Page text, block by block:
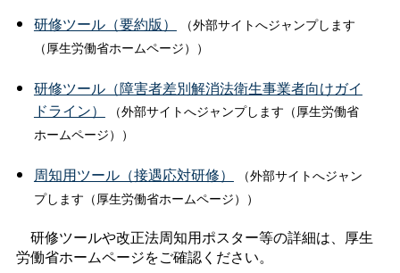
研修ツール（要約版）
（外部サイトへジャンプします
（厚生労働省ホームページ））
研修ツール（障害者差別解消法衛生事業者向けガイ
ドライン）
（外部サイトへジャンプします（厚生労働省
ホームページ））
周知用ツール（接遇応対研修）
（外部サイトへジャン
プします（厚生労働省ホームページ））
研修ツールや改正法周知用ポスター等の詳細は、厚生
労働省ホームページをご確認ください。